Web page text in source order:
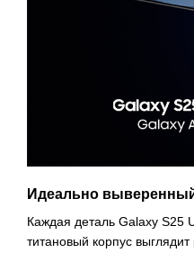
Идеально
Каждая деталь Galaxy S25
титановый корпус